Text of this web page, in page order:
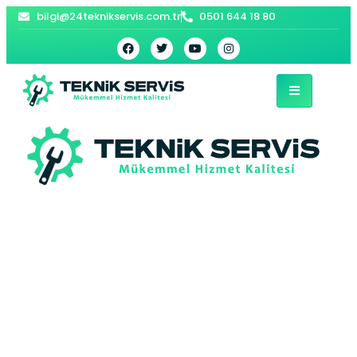
bilgi@24teknikservis.com.tr 0501 644 18 80